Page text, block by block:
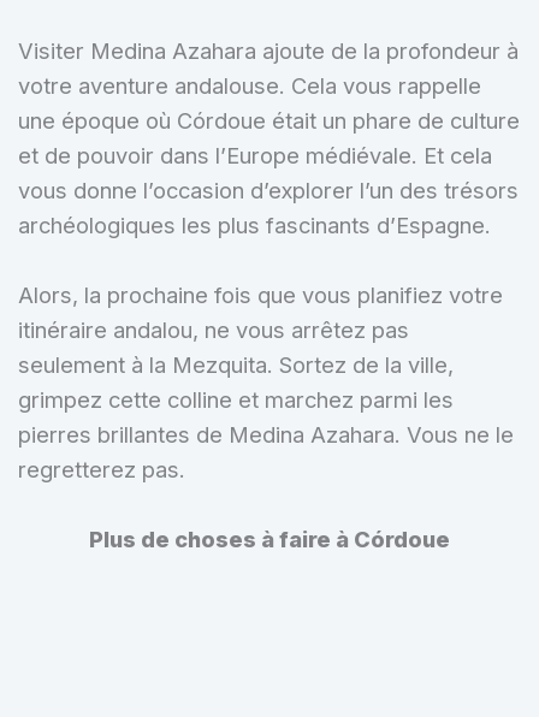
Visiter Medina Azahara ajoute de la profondeur à
votre aventure andalouse. Cela vous rappelle
une époque où Córdoue était un phare de culture
et de pouvoir dans l’Europe médiévale. Et cela
vous donne l’occasion d’explorer l’un des trésors
archéologiques les plus fascinants d’Espagne.
Alors, la prochaine fois que vous planifiez votre
itinéraire andalou, ne vous arrêtez pas
seulement à la Mezquita. Sortez de la ville,
grimpez cette colline et marchez parmi les
pierres brillantes de Medina Azahara. Vous ne le
regretterez pas.
Plus de choses à faire à Córdoue